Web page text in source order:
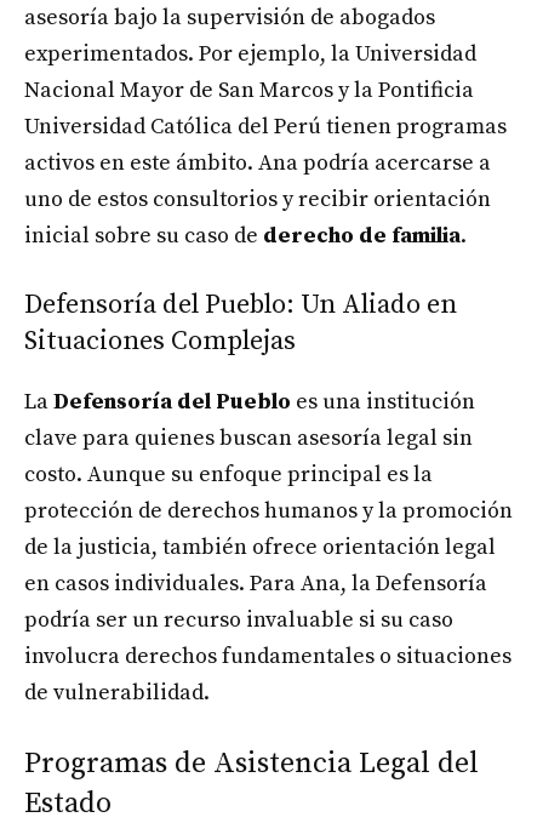
asesoría bajo la supervisión de abogados
experimentados. Por ejemplo, la Universidad
Nacional Mayor de San Marcos y la Pontificia
Universidad Católica del Perú tienen programas
activos en este ámbito. Ana podría acercarse a
uno de estos consultorios y recibir orientación
inicial sobre su caso de derecho de familia.
Defensoría del Pueblo: Un Aliado en
Situaciones Complejas
LaDefensoría del Pueblo es una institución
clave para quienes buscan asesoría legal sin
costo. Aunque su enfoque principal es la
protección de derechos humanos y la promoción
de la justicia, también ofrece orientación legal
en casos individuales. Para Ana, la Defensoría
podría ser un recurso invaluable si su caso
involucra derechos fundamentales o situaciones
de vulnerabilidad.
Programas de Asistencia Legal del
Estado